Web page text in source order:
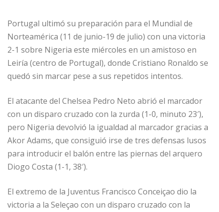
Portugal ultimó su preparación para el Mundial de
Norteamérica (11 de junio-19 de julio) con una victoria
2-1 sobre Nigeria este miércoles en un amistoso en
Leiría (centro de Portugal), donde Cristiano Ronaldo se
quedó sin marcar pese a sus repetidos intentos.
El atacante del Chelsea Pedro Neto abrió el marcador
con un disparo cruzado con la zurda (1-0, minuto 23′),
pero Nigeria devolvió la igualdad al marcador gracias a
Akor Adams, que consiguió irse de tres defensas lusos
para introducir el balón entre las piernas del arquero
Diogo Costa (1-1, 38′).
El extremo de la Juventus Francisco Conceiçao dio la
victoria a la Seleçao con un disparo cruzado con la